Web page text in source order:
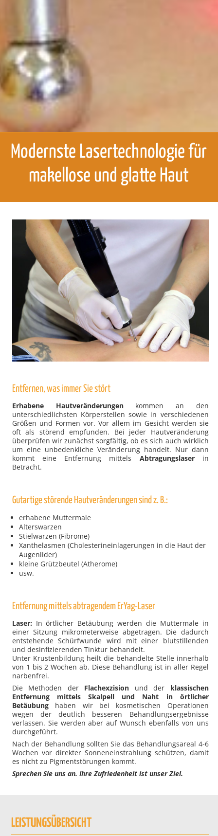
Modernste Lasertechnologie für
makellose und glatte Haut
Entfernen, was immer Sie stört
Erhabene Hautveränderungenkommen an den
unterschiedlichsten Körperstellen sowie in verschiedenen
Größen und Formen vor. Vor allem im Gesicht werden sie
oft als störend empfunden. Bei jeder Hautveränderung
überprüfen wir zunächst sorgfältig, ob es sich auch wirklich
um eine unbedenkliche Veränderung handelt. Nur dann
kommt eine Entfernung mittels Abtragungslaserin
Betracht.
Gutartige störende Hautveränderungen sind z. B.:
erhabene Muttermale
Alterswarzen
Stielwarzen (Fibrome)
Xanthelasmen (Cholesterineinlagerungen in die Haut der
Augenlider)
kleine Grützbeutel (Atherome)
usw.
Entfernung mittels abtragendem ErYag-Laser
Laser: In örtlicher Betäubung werden die Muttermale in
einer Sitzung mikrometerweise abgetragen. Die dadurch
entstehende Schürfwunde wird mit einer blutstillenden
und desinfizierenden Tinktur behandelt.
Unter Krustenbildung heilt die behandelte Stelle innerhalb
von 1 bis 2 Wochen ab. Diese Behandlung ist in aller Regel
narbenfrei.
Die Methoden der Flachexzision und der klassischen
Entfernung mittels Skalpell und Naht in örtlicher
Betäubunghaben wir bei kosmetischen Operationen
wegen der deutlich besseren Behandlungsergebnisse
verlassen. Sie werden aber auf Wunsch ebenfalls von uns
durchgeführt.
Nach der Behandlung sollten Sie das Behandlungsareal 4-6
Wochen vor direkter Sonneneinstrahlung schützen, damit
es nicht zu Pigmentstörungen kommt.
Sprechen Sie uns an. Ihre Zufriedenheit ist unser Ziel.
LEISTUNGSÜBERSICHT